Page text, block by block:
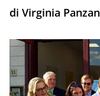
di Virginia